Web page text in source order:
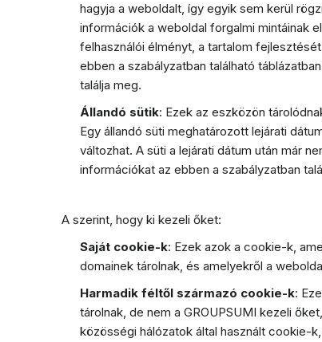
hagyja a weboldalt, így egyik sem kerül
információk a weboldal forgalmi mintáinak
felhasználói élményt, a tartalom
ebben a szabályzatban található
találja meg.
Állandó sütik: Ezek az eszközön
Egy állandó süti meghatározott lejárati
változhat. A süti a lejárati dátum után már
információkat az ebben a szabályzatban
A szerint, hogy ki kezeli őket:
Saját cookie-k: Ezek azok a cookie-k,
domainek tárolnak, és amelyekről a
Harmadik féltől származó cookie-k:
tárolnak, de nem a GROUPSUMI kezeli
közösségi hálózatok által használt cookie-